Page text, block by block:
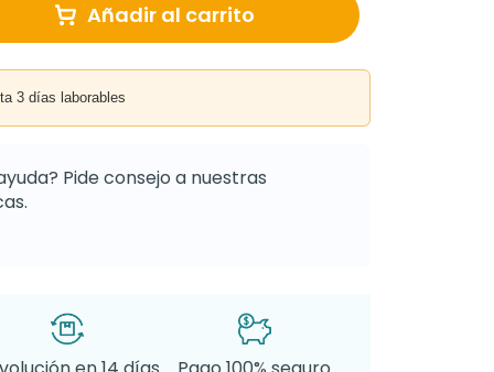
Añadir al carrito
3 días laborables
Pide consejo a nuestras